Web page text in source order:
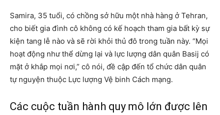
Samira, 35 tuổi, có chồng sở hữu một nhà hàng ở Tehran,
cho biết gia đình cô không có kế hoạch tham gia bất kỳ sự
kiện tang lễ nào và sẽ rời khỏi thủ đô trong tuần này. “Mọi
hoạt động như thể dừng lại và lực lượng dân quân Basij có
mặt ở khắp mọi nơi,” cô nói, đề cập đến tổ chức dân quân
tự nguyện thuộc Lực lượng Vệ binh Cách mạng.
Các cuộc tuần hành quy mô lớn được lên